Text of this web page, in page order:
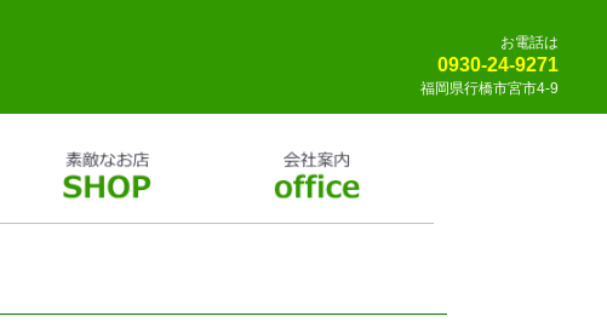
お電話は
0930-24-9271
福岡県行橋市宮市4-9